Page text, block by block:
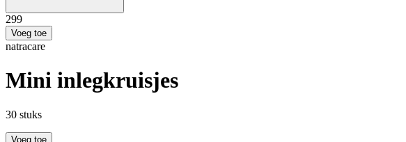
299
Voeg toe
natracare
Mini inlegkruisjes
30 stuks
Voeg toe